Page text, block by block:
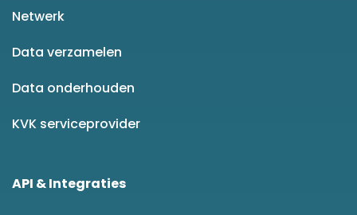
Netwerk
Data verzamelen
Data onderhouden
KVK serviceprovider
API & Integraties